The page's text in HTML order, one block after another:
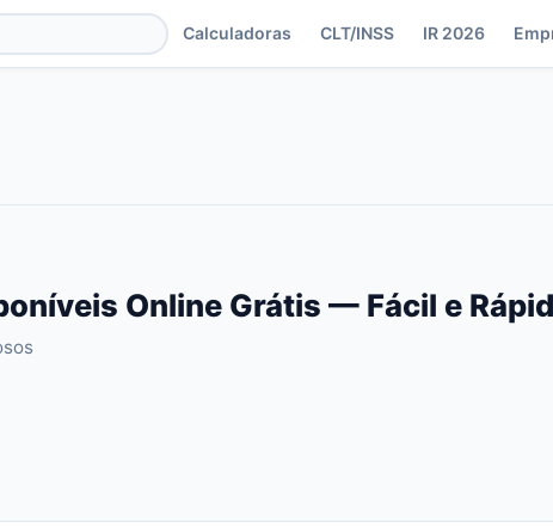
Calculadoras CLT/INSS IR 2026
Online Grátis — Fácil e